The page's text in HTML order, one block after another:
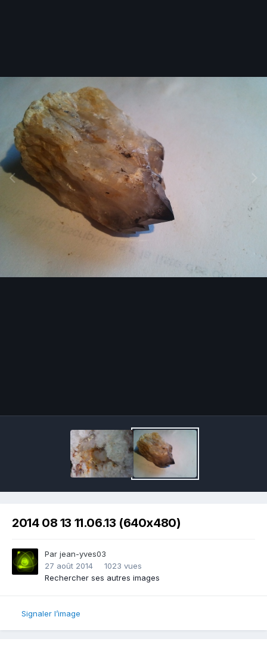
2014 08 13 11.06.13 (640x480)
Par jean-yves03
27 août 2014
1023 vues
Rechercher ses autres images
Signaler l’image